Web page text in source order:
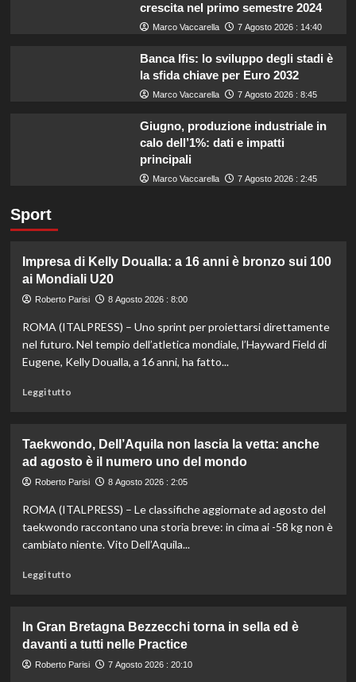
crescita nel primo semestre 2024
Marco Vaccarella 7 Agosto 2026 : 14:40
Banca Ifis: lo sviluppo degli stadi è
la sfida chiave per Euro 2032
Marco Vaccarella 7 Agosto 2026 : 8:45
Giugno, produzione industriale in
calo dell’1%: dati e impatti
principali
Marco Vaccarella 7 Agosto 2026 : 2:45
Sport
Impresa di Kelly Doualla: a 16 anni è bronzo sui 100
ai Mondiali U20
Roberto Parisi 8 Agosto 2026 : 8:00
ROMA (ITALPRESS) – Uno sprint per proiettarsi direttamente
nel futuro. Nel tempio dell’atletica mondiale, l’Hayward Field di
Eugene, Kelly Doualla, a 16 anni, ha fatto...
Leggi tuttoLeggi
Impresa
di
Kelly
a
16
anni
Mondiali
U20
Taekwondo, Dell’Aquila non lascia la vetta: anche
ad agosto è il numero uno del mondo
Roberto Parisi 8 Agosto 2026 : 2:05
ROMA (ITALPRESS) – Le classifiche aggiornate ad agosto del
taekwondo raccontano una storia breve: in cima ai -58 kg non è
cambiato niente. Vito Dell’Aquila...
Leggi tuttoLeggi
Taekwondo,
Dell’Aquila
non
In Gran Bretagna Bezzecchi torna in sella ed è
davanti a tutti nelle Practice
Roberto Parisi 7 Agosto 2026 : 20:10